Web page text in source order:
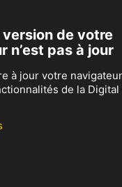
version de votre
n’est pas à jour
à jour votre
de la